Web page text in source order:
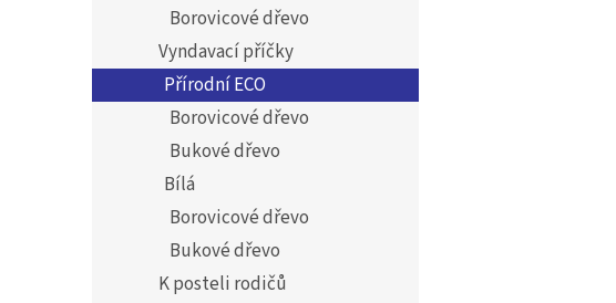
Borovicové dřevo
Vyndavací příčky
Přírodní ECO
Borovicové dřevo
Bukové dřevo
Bílá
Borovicové dřevo
Bukové dřevo
K posteli rodičů